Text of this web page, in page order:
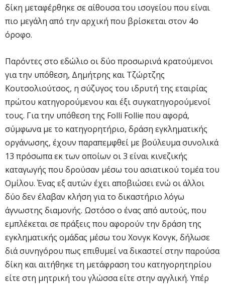
δίκη μεταφέρθηκε σε αίθουσα του ισογείου που είναι
πιο μεγάλη από την αρχική που βρίσκεται στον 4ο
όροφο.
Παρόντες στο εδώλιο οι δύο προσωρινά κρατούμενοι
για την υπόθεση, Δημήτρης και Τζώρτζης
Κουτσολιούτσος, η σύζυγος του ιδρυτή της εταιρίας
πρώτου κατηγορούμενου και έξι συγκατηγορούμενοί
τους. Για την υπόθεση της Folli Follie που αφορά,
σύμφωνα με το κατηγορητήριο, δράση εγκληματικής
οργάνωσης, έχουν παραπεμφθεί με βούλευμα συνολικά
13 πρόσωπα εκ των οποίων οι 3 είναι κινεζικής
καταγωγής που δρούσαν μέσω του ασιατικού τομέα του
Ομίλου. Ένας εξ αυτών έχει αποβιώσει ενώ οι άλλοι
δύο δεν έλαβαν κλήση για το δικαστήριο λόγω
άγνωστης διαμονής. Ωστόσο ο ένας από αυτούς, που
εμπλέκεται σε πράξεις που αφορούν την δράση της
εγκληματικής ομάδας μέσω του Χονγκ Κονγκ, δήλωσε
διά συνηγόρου πως επιθυμεί να δικαστεί στην παρούσα
δίκη και αιτήθηκε τη μετάφραση του κατηγορητηρίου
είτε στη μητρική του γλώσσα είτε στην αγγλική. Υπέρ